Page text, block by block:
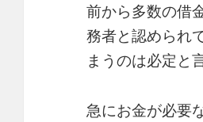
前から多数の借
務者と認められ
まうのは必定と
急にお金が必要